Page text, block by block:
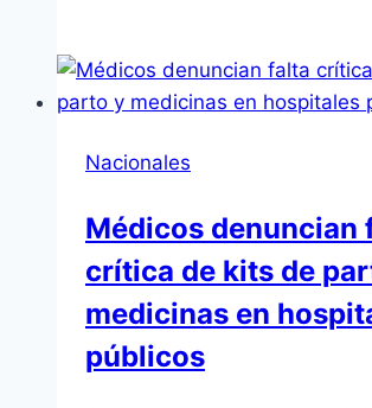
Nacionales
Médicos denuncian
crítica de kits de
medicinas en
públicos